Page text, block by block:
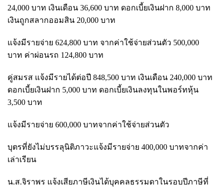
24,000 บาท เงินเดือน 36,600 บาท ดอกเบี้ยเงินฝาก 8,000 บาท
เงินถูกสลากออมสิน 20,000 บาท
แจ้งมีรายจ่าย 624,800 บาท จากค่าใช้จ่ายส่วนตัว 500,000
บาท ค่าผ่อนรถ 124,800 บาท
คู่สมรส แจ้งมีรายได้ต่อปี 848,500 บาท เงินเดือน 240,000 บาท
ดอกเบี้ยเงินฝาก 5,000 บาท ดอกเบี้ยเงินลงทุนในพอร์ทหุ้น
3,500 บาท
แจ้งมีรายจ่าย 600,000 บาทจากค่าใช้จ่ายส่วนตัว
บุตรที่ยังไม่บรรลุนิติภาวะแจ้งมีรายจ่าย 400,000 บาทจากค่า
เล่าเรียน
น.ส.จิราพร แจ้งเสียภาษีเงินได้บุคคลธรรมดาในรอบปีภาษีที่